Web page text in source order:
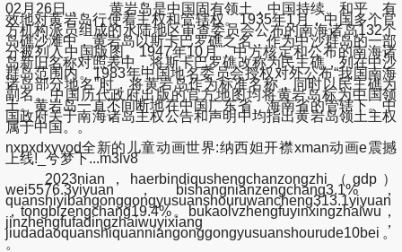
02月26日， 黄岩岛是中国固有领土，中国持续、和平、有
效地对黄岩岛行使着主权和管辖权。1935年1月，中国多个官
方机构派员组成的水陆地区审查委员会公布的南海诸岛132个
岛礁沙滩中，黄岩岛以斯卡巴罗礁之名，作为中沙群岛的一部
分被列入中国版图。1947年10月，中方核定和公布的南海诸
岛新旧名称对照表中，将斯卡巴罗礁改称为民主礁，列在中沙
群岛范围内。1983年中国地名委员会授权对外公布“我国南海
诸岛部分地名”时，将黄岩岛作为标准名称，同时以民主礁为
副名。中国历代政府出版的官方地图均将黄岩岛标为中国领
土。黄岩岛一直不间断地在中国广东省、海南省的管辖下。中
国政府关于南海诸岛主权公告和声明中均指出黄岩岛领土主权
属于中国。。
nxpxdxyvod全新的儿童动画世界:纳西妲开襟xman动画e震撼
上线!_兮梦下...m3lv8
2023nian，haerbindiqushengchanzongzhi（gdp）
wei5576.3yiyuan，bishangnianzengchang3.1%，
quanshiyibangonggongyusuanshouruwancheng313.1yiyuan
，tongbizengchang19.4%。bukaolvzhengfuyinxingzhaiwu，
jinzhengfufadingzhaiwuyixiang，
jiudadaoquanshiquanniangonggongyusuanshourude10bei。
。